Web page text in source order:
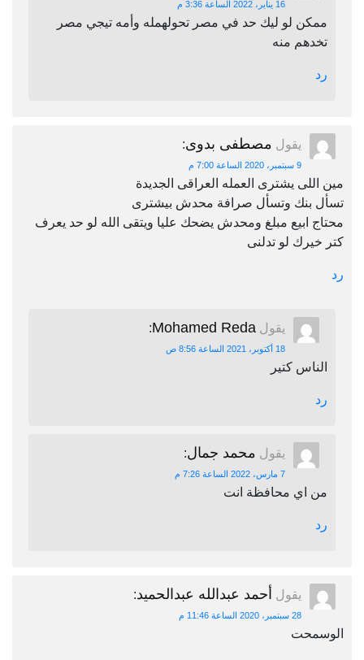
16 يناير، 2022 الساعة 3:36 م
ممكن لو ليك حد في مصر تحولهمله وأمه تيجي مصر
تخدهم منه
رد
يقول مصطفى بدوى:
9 سبتمبر، 2020 الساعة 7:00 م
مين اللى يشترى العمله العراقى الجديدة
تسأل بنك وتسأل صرافة محدش بيشترى
محتاج ابيع مبلغ ومحدش يضحك عليا ويتقى الله لو حد يعرف
كتر خيرك لو تدلنى
رد
يقول Mohamed Reda
:
18 أكتوبر، 2021 الساعة 8:56 ص
الناس كتير
رد
يقول محمد جمال:
7 مارس، 2022 الساعة 7:26 م
من اي محافظة انت
رد
يقول أحمد عبدالله عبدالحميد:
28 سبتمبر، 2020 الساعة 11:46 م
الوسمحت